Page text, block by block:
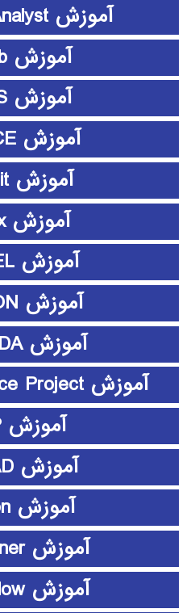
آموزش Frontier Analyst
آموزش github
آموزش HFSS
آموزش HSPICE
آموزش L-Edit
آموزش Latex
آموزش LISREL
آموزش LUMION
آموزش MAXQDA
آموزش Microsoft Office Project
آموزش PHP
آموزش PSCAD
آموزش python
آموزش rapidminer
آموزش ShowFlow